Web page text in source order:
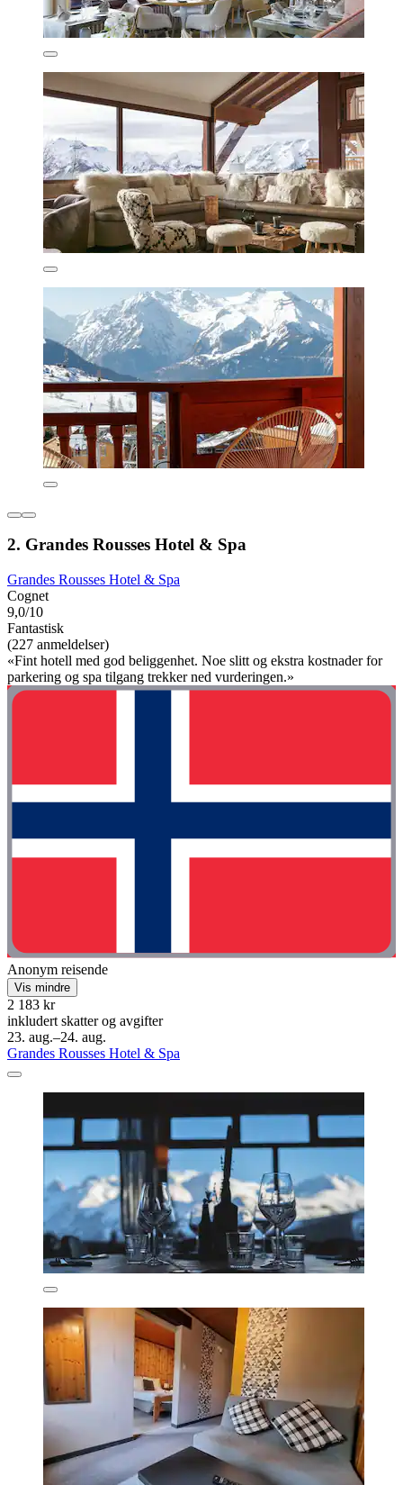
2. Grandes Rousses Hotel & Spa
Grandes Rousses Hotel & Spa
Cognet
9,0/10
Fantastisk
(227 anmeldelser)
«Fint hotell med god beliggenhet. Noe slitt og ekstra kostnader for
parkering og spa tilgang trekker ned vurderingen.»
Anonym reisende
Vis mindre
2 183 kr
inkludert skatter og avgifter
23. aug.–24. aug.
Grandes Rousses Hotel & Spa